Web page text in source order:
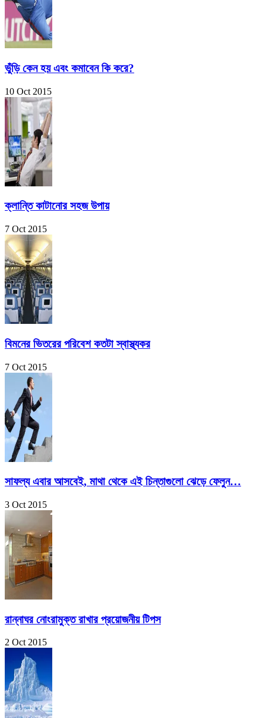
ভুঁড়ি কেন হয় এবং কমাবেন কি করে?
10 Oct 2015
ক্লান্তি কাটানোর সহজ উপায়
7 Oct 2015
বিমনের ভিতরের পরিবেশ কতটা স্বাস্থ্যকর
7 Oct 2015
সাফল্য এবার আসবেই, মাথা থেকে এই চিন্তাগুলো ঝেড়ে ফেলুন…
3 Oct 2015
রান্নাঘর নোংরামুক্ত রাখার প্রয়োজনীয় টিপস
2 Oct 2015